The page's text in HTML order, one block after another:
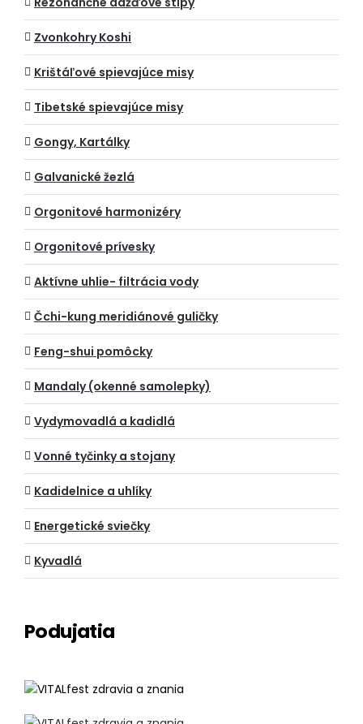
Zvonkohry Koshi
Krištáľové spievajúce misy
Tibetské spievajúce misy
Gongy, Kartálky
Galvanické žezlá
Orgonitové harmonizéry
Orgonitové prívesky
Aktívne uhlie- filtrácia vody
Čchi-kung meridiánové guličky
Feng-shui pomôcky
Mandaly (okenné samolepky)
Vydymovadlá a kadidlá
Vonné tyčinky a stojany
Kadidelnice a uhlíky
Energetické sviečky
Kyvadlá
Podujatia